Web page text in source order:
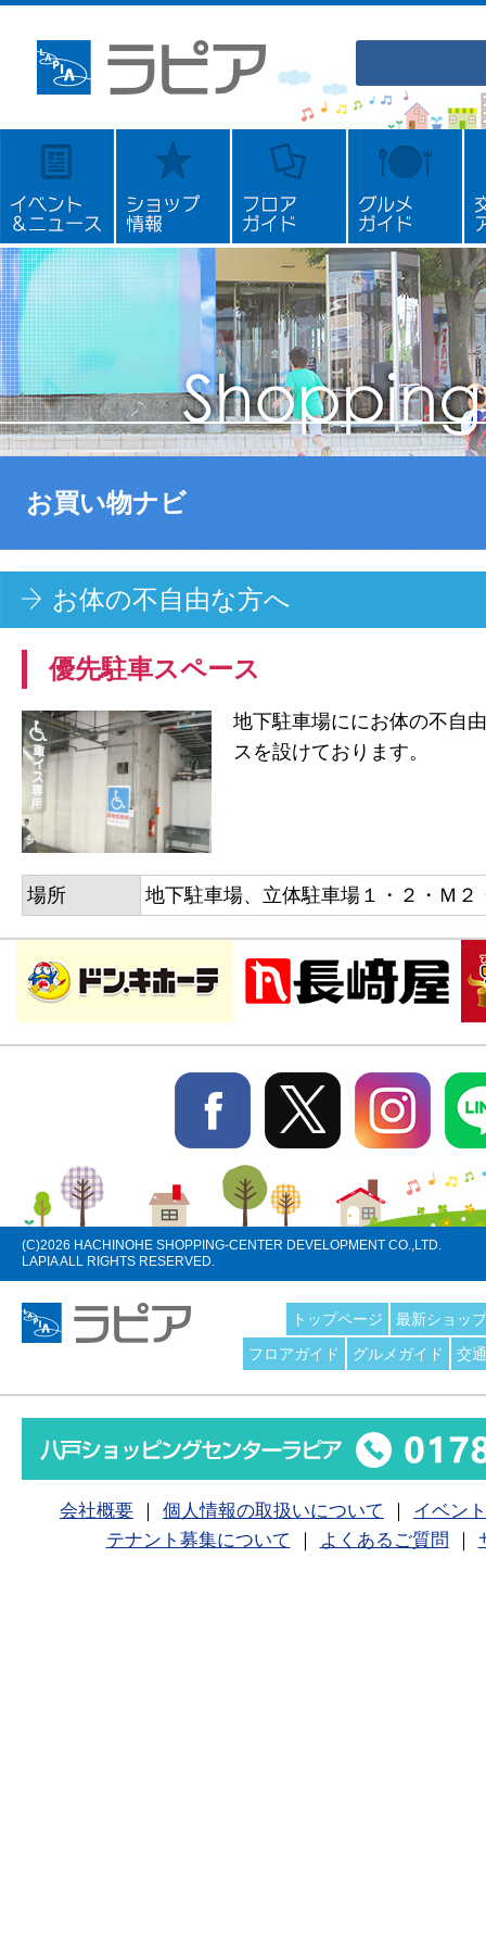
お買い物ナビ
お体の不自由な方へ
優先駐車スペース
地下駐車場ににお体の不自
スを設けております。
場所 地下駐車場、立体駐車場１・２・Ｍ２
(C)2026 HACHINOHE SHOPPING-CENTER DEVELOPMENT CO.,LTD.
LAPIA ALL RIGHTS RESERVED.
最新ショッ
トップページ
交
グルメガイド
フロアガイド
会社概要 個人情報の取扱いについて
イベン
テナント募集について
よくあるご質問